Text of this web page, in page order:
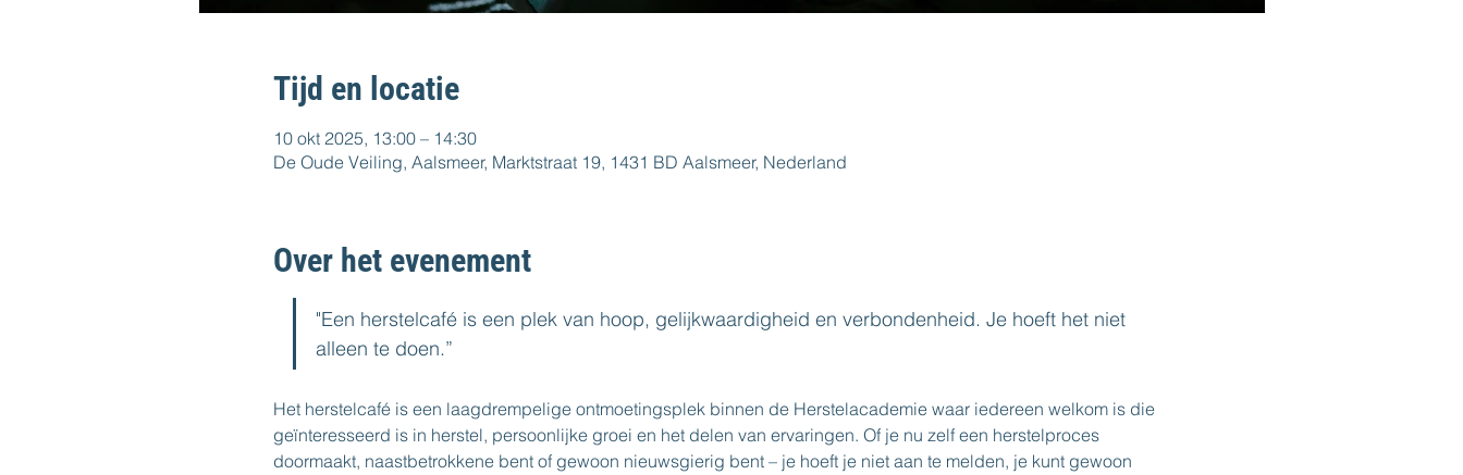
Tijd en locatie
10 okt 2025, 13:00 – 14:30
De Oude Veiling, Aalsmeer, Marktstraat 19, 1431 BD Aalsmeer, Nederland
Over het evenement
"Een herstelcafé is een plek van hoop, gelijkwaardigheid en verbondenheid. Je hoeft het niet
alleen te doen.”
Het herstelcafé is een laagdrempelige ontmoetingsplek binnen de Herstelacademie waar iedereen welkom is die
geïnteresseerd is in herstel, persoonlijke groei en het delen van ervaringen. Of je nu zelf een herstelproces
doormaakt, naastbetrokkene bent of gewoon nieuwsgierig bent – je hoeft je niet aan te melden, je kunt gewoon